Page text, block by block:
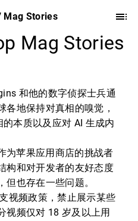
Mag Stories
Mag Stories
和他的数字侦探士兵通
各地保持对真相的嗅觉，
本质以及应对 AI 生成内
为苹果应用商店的挑战者
构和对开发者的友好态度
也存在一些问题。
视频政策，禁止展示某些
视频仅对 18 岁及以上用